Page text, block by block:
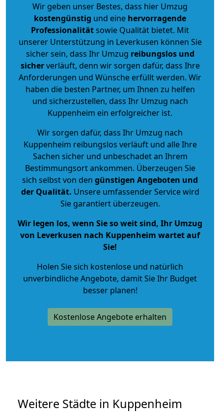
Wir geben unser Bestes, dass hier Umzug
kostengünstig und eine hervorragende
Professionalitätsowie Qualität bietet. Mit
unserer Unterstützung in Leverkusen können Sie
sicher sein, dass Ihr Umzug reibungslos und
sicherverläuft, denn wir sorgen dafür, dass Ihre
Anforderungen und Wünsche erfüllt werden. Wir
haben die besten Partner, um Ihnen zu helfen
und sicherzustellen, dass Ihr Umzug nach
Kuppenheim ein erfolgreicher ist.
Wir sorgen dafür, dass Ihr Umzug nach
Kuppenheim reibungslos verläuft und alle Ihre
Sachen sicher und unbeschadet an Ihrem
Bestimmungsort ankommen. Überzeugen Sie
sich selbst von den günstigen Angeboten und
der Qualität. Unsere umfassender Service wird
Sie garantiert überzeugen.
Wir legen los, wenn Sie so weit sind, Ihr Umzug
von Leverkusen nach Kuppenheim wartet auf
Sie!
Holen Sie sich kostenlose und natürlich
unverbindliche Angebote, damit Sie Ihr Budget
besser planen!
Kostenlose Angebote erhalten
Weitere Städte in Kuppenheim